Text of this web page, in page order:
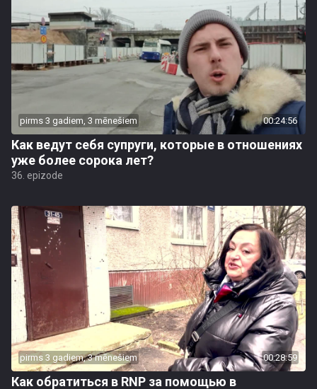
pirms 3 gadiem, 3 mēnešiem 00:24:56
Как ведут себя супруги, которые в отношениях
уже более сорока лет?
36. epizode
pirms 3 gadiem, 3 mēnešiem 00:28:59
Как обратиться в RNP за помощью в